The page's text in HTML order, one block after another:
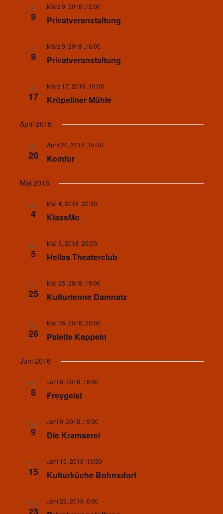
FR.
9 Privatveranstaltung
März 9, 2018 ,12:00
FR.
9 Privatveranstaltung
März 9, 2018 ,16:00
SA.
17 Kröpeliner Mühle
März 17, 2018 ,19:00
April 2018
FR.
20 Komfor
April 20, 2018 ,19:30
Mai 2018
FR.
4 KlassMo
Mai 4, 2018 ,20:30
SA.
5 Hellas Theaterclub
Mai 5, 2018 ,20:00
FR.
25 Kulturtenne Damnatz
Mai 25, 2018 ,19:00
SA.
26 Palette Kappeln
Mai 26, 2018 ,20:00
Juni 2018
FR.
8 Freygeist
Juni 8, 2018 ,19:00
SA.
9 Die Kramserei
Juni 9, 2018 ,19:30
FR.
15 Kulturküche Bohnsdorf
Juni 15, 2018 ,19:30
SA. Juni 23, 2018 ,0:00